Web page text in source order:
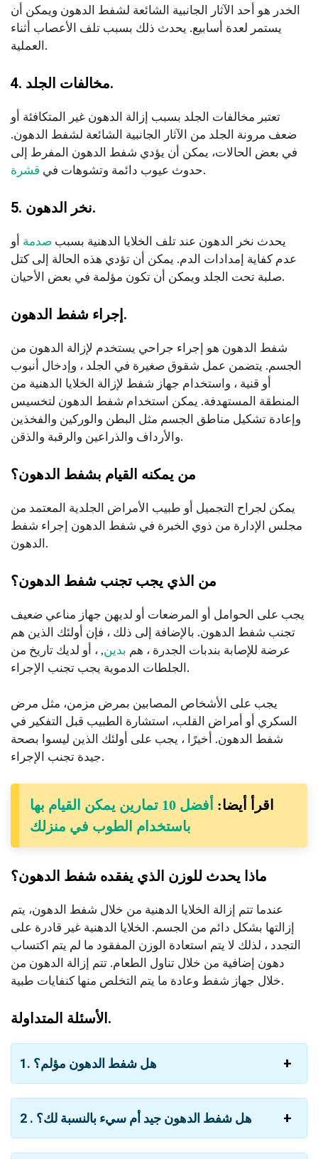
الخدر هو أحد الآثار الجانبية الشائعة لشفط الدهون ويمكن أن
يستمر لعدة أسابيع. يحدث ذلك بسبب تلف الأعصاب أثناء
العملية.
4. مخالفات الجلد.
تعتبر مخالفات الجلد بسبب إزالة الدهون غير المتكافئة أو
ضعف مرونة الجلد من الآثار الجانبية الشائعة لشفط الدهون.
في بعض الحالات، يمكن أن يؤدي شفط الدهون المفرط إلى
حدوث عيوب دائمة وتشوهات في قشرة .
5. نخر الدهون.
يحدث نخر الدهون عند تلف الخلايا الدهنية بسبب صدمة أو
عدم كفاية إمدادات الدم. يمكن أن تؤدي هذه الحالة إلى كتل
صلبة تحت الجلد ويمكن أن تكون مؤلمة في بعض الأحيان.
إجراء شفط الدهون.
شفط الدهون هو إجراء جراحي يستخدم لإزالة الدهون من
الجسم. يتضمن عمل شقوق صغيرة في الجلد ، وإدخال أنبوب
أو قنية ، واستخدام جهاز شفط لإزالة الخلايا الدهنية من
المنطقة المستهدفة. يمكن استخدام شفط الدهون لتخسيس
وإعادة تشكيل مناطق الجسم مثل البطن والوركين والفخذين
والأرداف والذراعين والرقبة والذقن.
من يمكنه القيام بشفط الدهون؟
يمكن لجراح التجميل أو طبيب الأمراض الجلدية المعتمد من
مجلس الإدارة من ذوي الخبرة في شفط الدهون إجراء شفط
الدهون.
من الذي يجب تجنب شفط الدهون؟
يجب على الحوامل أو المرضعات أو لديهن جهاز مناعي ضعيف
تجنب شفط الدهون. بالإضافة إلى ذلك ، فإن أولئك الذين هم
عرضة للإصابة بندبات الجدرة ، هم بدين, ، أو لديك تاريخ من
الجلطات الدموية يجب تجنب الإجراء.
يجب على الأشخاص المصابين بمرض مزمن، مثل مرض
السكري أو أمراض القلب، استشارة الطبيب قبل التفكير في
شفط الدهون. أخيرًا ، يجب على أولئك الذين ليسوا بصحة
جيدة تجنب الإجراء.
اقرأ أيضا:
أفضل 10 تمارين يمكن القيام بها
باستخدام الطوب في منزلك
ماذا يحدث للوزن الذي يفقده شفط الدهون؟
عندما تتم إزالة الخلايا الدهنية من خلال شفط الدهون، يتم
إزالتها بشكل دائم من الجسم. الخلايا الدهنية غير قادرة على
التجدد ، لذلك لا يتم استعادة الوزن المفقود ما لم يتم اكتساب
دهون إضافية من خلال تناول الطعام. تتم إزالة الدهون من
خلال جهاز شفط وعادة ما يتم التخلص منها كنفايات طبية.
الأسئلة المتداولة.
1. هل شفط الدهون مؤلم؟
2 . هل شفط الدهون جيد أم سيء بالنسبة لك؟